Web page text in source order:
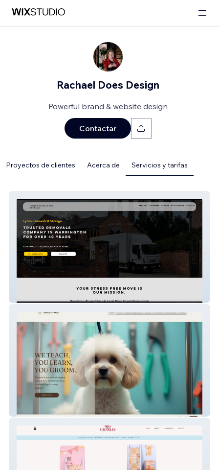
Rachael Does Design
Powerful brand & website design
Contactar
Proyectos de clientes Acerca de Servicios y tarifas
Broadway Dog Groomin